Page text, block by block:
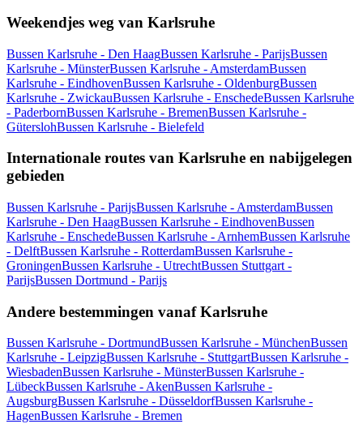
Weekendjes weg van Karlsruhe
Bussen Karlsruhe - Den HaagBussen Karlsruhe - ParijsBussen
Karlsruhe - MünsterBussen Karlsruhe - AmsterdamBussen
Karlsruhe - EindhovenBussen Karlsruhe - OldenburgBussen
Karlsruhe - ZwickauBussen Karlsruhe - EnschedeBussen Karlsruhe
- PaderbornBussen Karlsruhe - BremenBussen Karlsruhe -
GüterslohBussen Karlsruhe - Bielefeld
Internationale routes van Karlsruhe en nabijgelegen
gebieden
Bussen Karlsruhe - ParijsBussen Karlsruhe - AmsterdamBussen
Karlsruhe - Den HaagBussen Karlsruhe - EindhovenBussen
Karlsruhe - EnschedeBussen Karlsruhe - ArnhemBussen Karlsruhe
- DelftBussen Karlsruhe - RotterdamBussen Karlsruhe -
GroningenBussen Karlsruhe - UtrechtBussen Stuttgart -
ParijsBussen Dortmund - Parijs
Andere bestemmingen vanaf Karlsruhe
Bussen Karlsruhe - DortmundBussen Karlsruhe - MünchenBussen
Karlsruhe - LeipzigBussen Karlsruhe - StuttgartBussen Karlsruhe -
WiesbadenBussen Karlsruhe - MünsterBussen Karlsruhe -
LübeckBussen Karlsruhe - AkenBussen Karlsruhe -
AugsburgBussen Karlsruhe - DüsseldorfBussen Karlsruhe -
HagenBussen Karlsruhe - Bremen